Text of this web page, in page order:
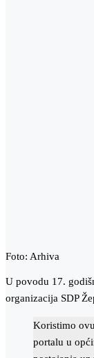
Foto: Arhiva
U povodu 17.
organizacija SDP
Koristimo
portalu u